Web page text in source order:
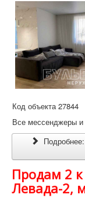
Код объекта 27844
Все мессенджеры и
Продам 2
Левада-2,